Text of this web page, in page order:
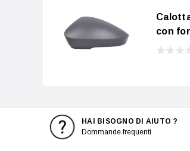
con
HAI BISOGNO DI AIUTO ?
Dommande frequenti